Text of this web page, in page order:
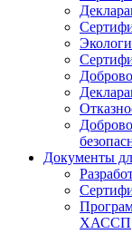
Документы
ХАССП